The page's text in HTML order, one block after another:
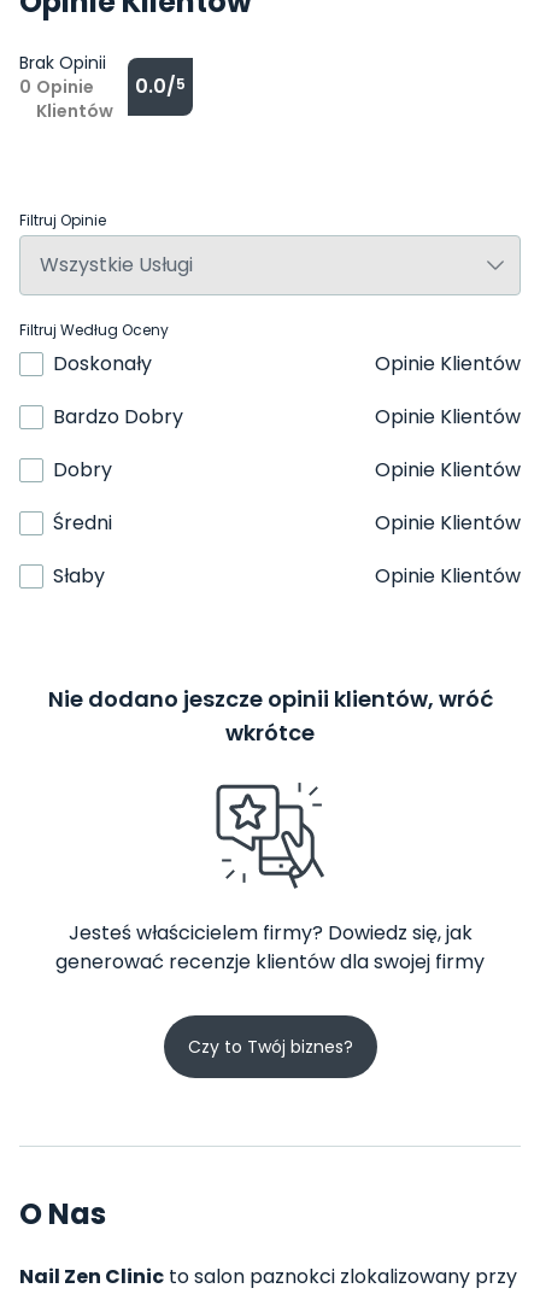
Brak Opinii
0 Opinie
Klientów
0.0/5
Filtruj Opinie
Filtruj Według Oceny
Doskonały
Opinie Klientów
Bardzo Dobry
Opinie Klientów
Dobry
Opinie Klientów
Średni
Opinie Klientów
Słaby
Opinie Klientów
Nie dodano jeszcze opinii klientów, wróć
wkrótce
Jesteś właścicielem firmy? Dowiedz się, jak
generować recenzje klientów dla swojej firmy
Czy to Twój biznes?
O Nas
Nail Zen Clinic to salon paznokci zlokalizowany przy